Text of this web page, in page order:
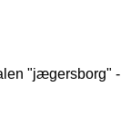
"jægersborg" -